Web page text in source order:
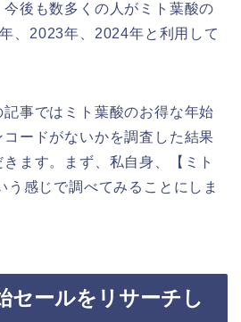
後も数多くの人がミト葉酸の
、2023年、2024年と利用して
事ではミト葉酸のお得な年始
ードがないかを調査した結果
ます。まず、私自身、【ミト
う感じで調べてみることにしま
セールをリサーチし